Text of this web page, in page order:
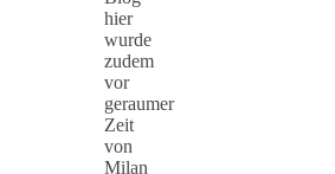
hier
wurde
zudem
vor
geraumer
Zeit
von
Milan